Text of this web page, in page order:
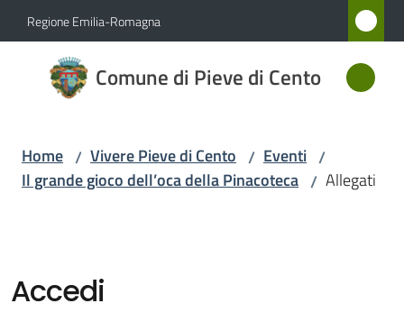
Vai al contenuto
Vai alla navigazione
Vai al footer
Regione Emilia-Romagna
Comune di Pieve di Cento
Comune
di Pieve
Amministrazione
Servizi
Home / Vivere Pieve di Cento / Eventi /
Il grande gioco dell’oca della Pinacoteca / Allegati
Accedi